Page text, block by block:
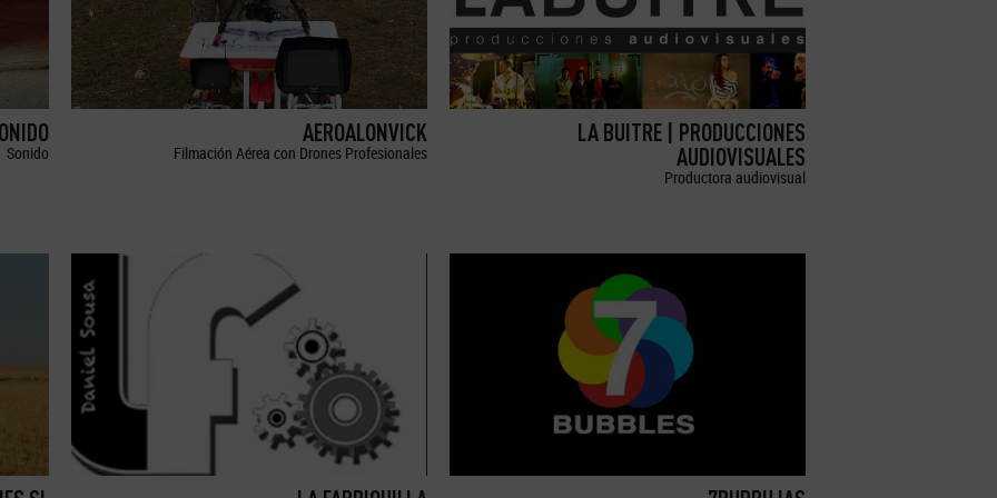
Sonido
AEROALONVICK
Filmación Aérea con Drones Profesionales
LA BUITRE | PRODUCCIONES
AUDIOVISUALES
Productora audiovisual